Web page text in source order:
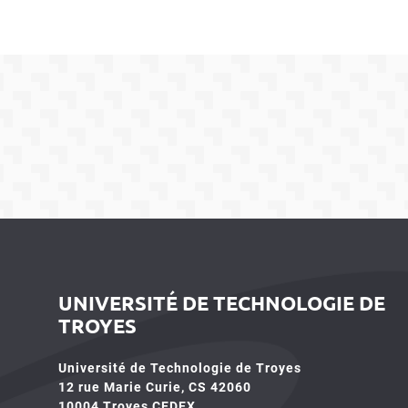
UNIVERSITÉ DE TECHNOLOGIE DE
TROYES
Université de Technologie de Troyes
12 rue Marie Curie, CS 42060